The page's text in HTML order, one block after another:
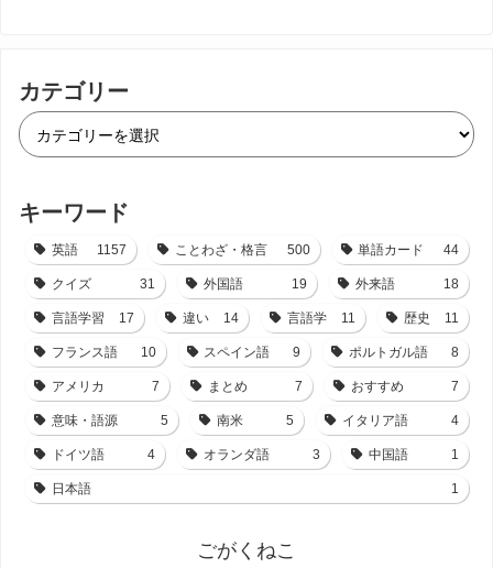
カテゴリー
キーワード
英語 1157 ことわざ・格言 500 単語カード 44
クイズ 31 外国語 19 外来語 18
言語学習 17 違い 14 言語学 11 歴史 11
フランス語 10 スペイン語 9 ポルトガル語 8
アメリカ 7 まとめ 7 おすすめ 7
意味・語源 5 南米 5 イタリア語 4
ドイツ語 4 オランダ語 3 中国語 1
日本語 1
ごがくねこ